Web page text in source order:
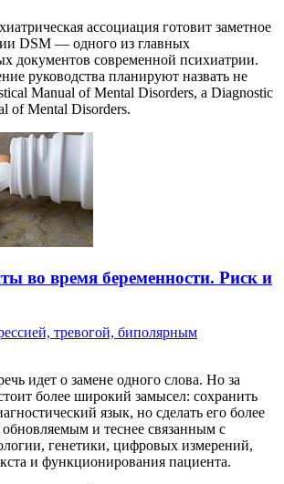
ассоциация готовит заметное
DSM — одного из главных
документов современной психиатрии.
руководства планируют назвать не
Manual of Mental Disorders, а Diagnostic
of Mental Disorders.
во время беременности. Риск и
тревогой, биполярным
идет о замене одного слова. Но за
более широкий замысел: сохранить
язык, но сделать его более
и теснее связанным с
генетики, цифровых измерений,
и функционирования пациента.